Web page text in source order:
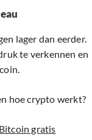
lager dan eerder.
te verkennen en
hoe crypto werkt?
gratis